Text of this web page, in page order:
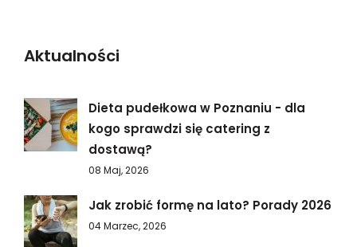
Aktualności
Dieta pudełkowa w Poznaniu - dla
kogo sprawdzi się catering z
dostawą?
08 Maj, 2026
Jak zrobić formę na lato? Porady 2026
04 Marzec, 2026